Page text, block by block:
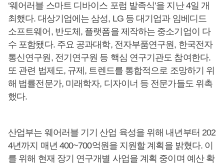
‘웨어러블 스마트 디바이스 포럼 발족식’을 지난 4일 개
최했다. 대상기업에는 삼성, LG 등 대기업과 임베디드
소프트웨어, 반도체, 플랫폼을 제작하는 중소기업이 다
수 포함됐다. 주요 공과대학, 전자부품연구원, 한국전자
통신연구원, 전기연구원 등 핵심 연구기관도 참여한다.
또 관련 법제도, 규제, 트렌드를 통합적으로 조망하기 위
해 법률전문가, 미래학자, 디자이너 등 전문가들도 위촉
했다.
산업부는 웨어러블 기기 산업 육성을 위해 내년부터 202
4년까지 매년 400~700억원을 지원할 계획을 밝혔다. 이
를 위해 현재 장기 연구개별 사업을 계획 중이며 예산 확